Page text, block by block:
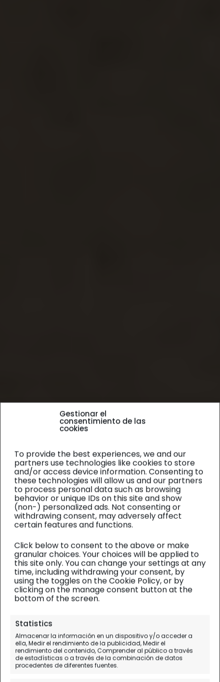
Gestionar el
consentimiento de las
cookies
To provide the best experiences, we and our
partners use technologies like cookies to store
and/or access device information. Consenting to
these technologies will allow us and our partners
to process personal data such as browsing
behavior or unique IDs on this site and show
(non-) personalized ads. Not consenting or
withdrawing consent, may adversely affect
certain features and functions.
Click below to consent to the above or make
granular choices. Your choices will be applied to
this site only. You can change your settings at any
time, including withdrawing your consent, by
using the toggles on the Cookie Policy, or by
clicking on the manage consent button at the
bottom of the screen.
Statistics
Almacenar la información en un dispositivo y/o acceder a
ella, Medir el rendimiento de la publicidad, Medir el
rendimiento del contenido, Comprender al público a través
de estadísticas o a través de la combinación de datos
procedentes de diferentes fuentes.
El complejo arqueológico de
Raqchi
Día 9.Puno - Pucara - Raqchi - Andahuaylillas -